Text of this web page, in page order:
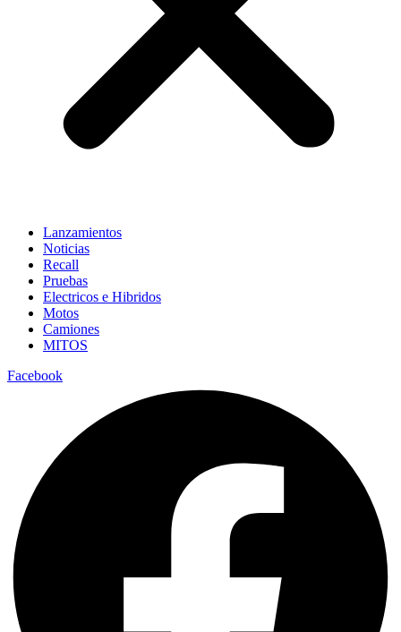
Lanzamientos
Noticias
Recall
Pruebas
Electricos e Hibridos
Motos
Camiones
MITOS
Facebook